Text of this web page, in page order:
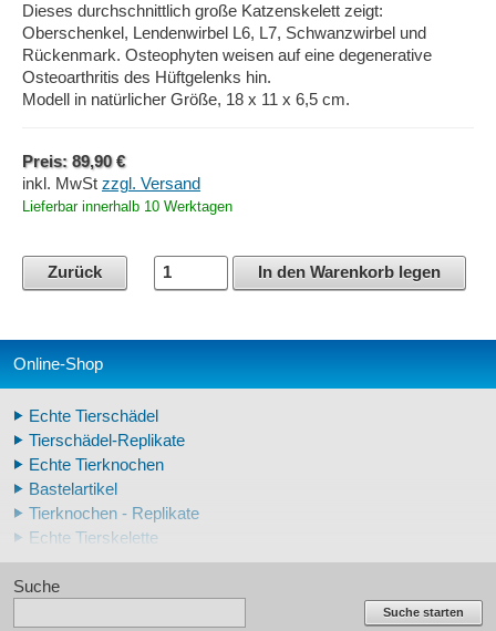
Dieses durchschnittlich große Katzenskelett zeigt:
Oberschenkel, Lendenwirbel L6, L7, Schwanzwirbel und
Rückenmark. Osteophyten weisen auf eine degenerative
Osteoarthritis des Hüftgelenks hin.
Modell in natürlicher Größe, 18 x 11 x 6,5 cm.
Preis: 89,90 €
inkl. MwSt zzgl. Versand
Lieferbar innerhalb 10 Werktagen
Zurück In den Warenkorb legen
Online-Shop
Echte Tierschädel
Tierschädel-Replikate
Echte Tierknochen
Bastelartikel
Tierknochen - Replikate
Echte Tierskelette
Echte Tierzähne
Krallen- und Zahnreplikate
Suche
Suche starten